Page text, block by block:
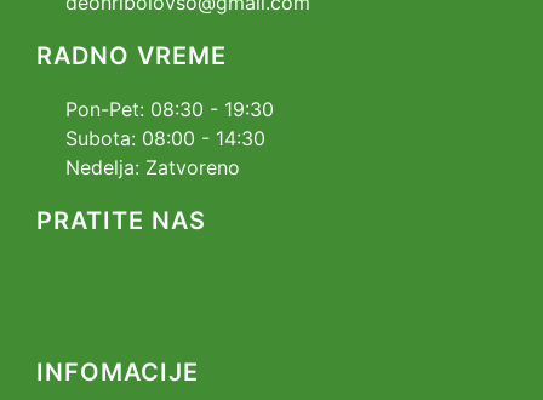
RADNO VREME
Pon-Pet: 08:30 - 19:30
Subota: 08:00 - 14:30
Nedelja: Zatvoreno
PRATITE NAS
INFOMACIJE